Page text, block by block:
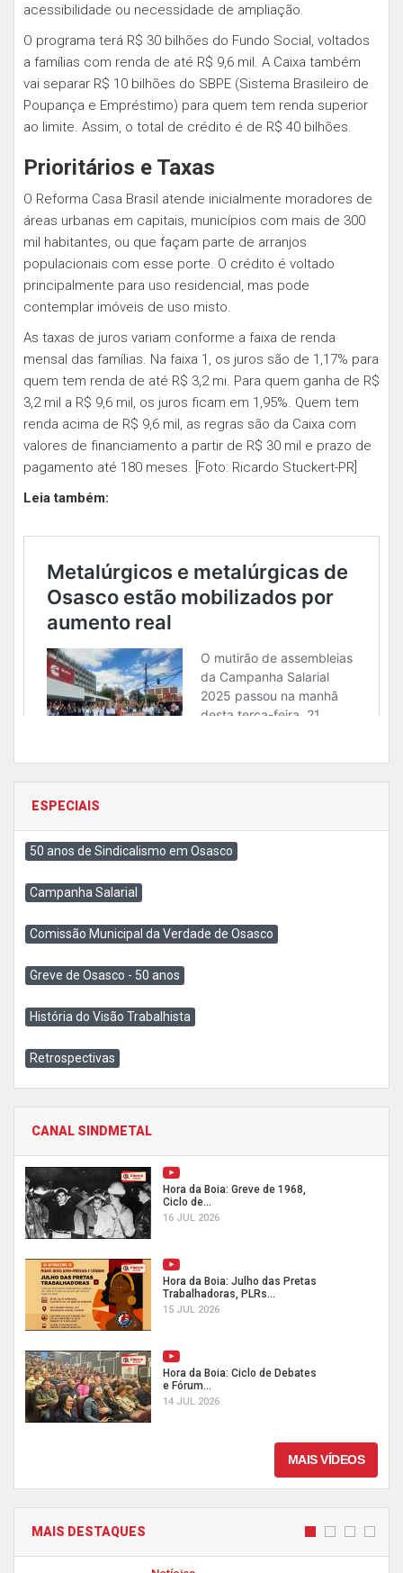
acessibilidade ou necessidade de ampliação.
O programa terá R$ 30 bilhões do Fundo Social, voltados
a famílias com renda de até R$ 9,6 mil. A Caixa também
vai separar R$ 10 bilhões do SBPE (Sistema Brasileiro de
Poupança e Empréstimo) para quem tem renda superior
ao limite. Assim, o total de crédito é de R$ 40 bilhões.
Prioritários e Taxas
O Reforma Casa Brasil atende inicialmente moradores de
áreas urbanas em capitais, municípios com mais de 300
mil habitantes, ou que façam parte de arranjos
populacionais com esse porte. O crédito é voltado
principalmente para uso residencial, mas pode
contemplar imóveis de uso misto.
As taxas de juros variam conforme a faixa de renda
mensal das famílias. Na faixa 1, os juros são de 1,17% para
quem tem renda de até R$ 3,2 mi. Para quem ganha de R$
3,2 mil a R$ 9,6 mil, os juros ficam em 1,95%. Quem tem
renda acima de R$ 9,6 mil, as regras são da Caixa com
valores de financiamento a partir de R$ 30 mil e prazo de
pagamento até 180 meses. [Foto: Ricardo Stuckert-PR]
Leia também:
ESPECIAIS
50 anos de Sindicalismo em Osasco
Campanha Salarial
Comissão Municipal da Verdade de Osasco
Greve de Osasco - 50 anos
História do Visão Trabalhista
Retrospectivas
CANAL SINDMETAL
Hora da Boia: Greve de 1968,
Ciclo de...
16 JUL 2026
Hora da Boia: Julho das Pretas
Trabalhadoras, PLRs...
15 JUL 2026
Hora da Boia: Ciclo de Debates
e Fórum...
14 JUL 2026
MAIS VÍDEOS
MAIS DESTAQUES